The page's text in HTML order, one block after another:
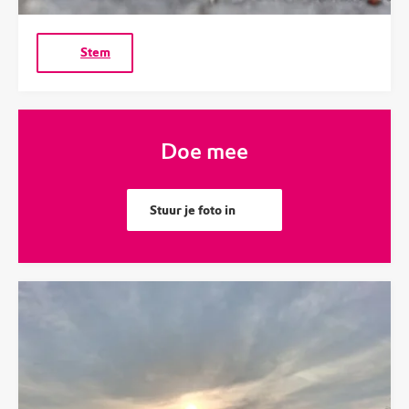
Stem
Doe mee
Stuur je foto in